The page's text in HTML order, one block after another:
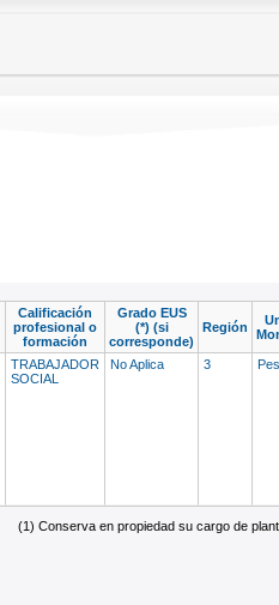
Calificación
profesional o
formación
Grado EUS
(*) (si
corresponde)
Región
TRABAJADOR
SOCIAL
No Aplica 3
(1) Conserva en propiedad su cargo de